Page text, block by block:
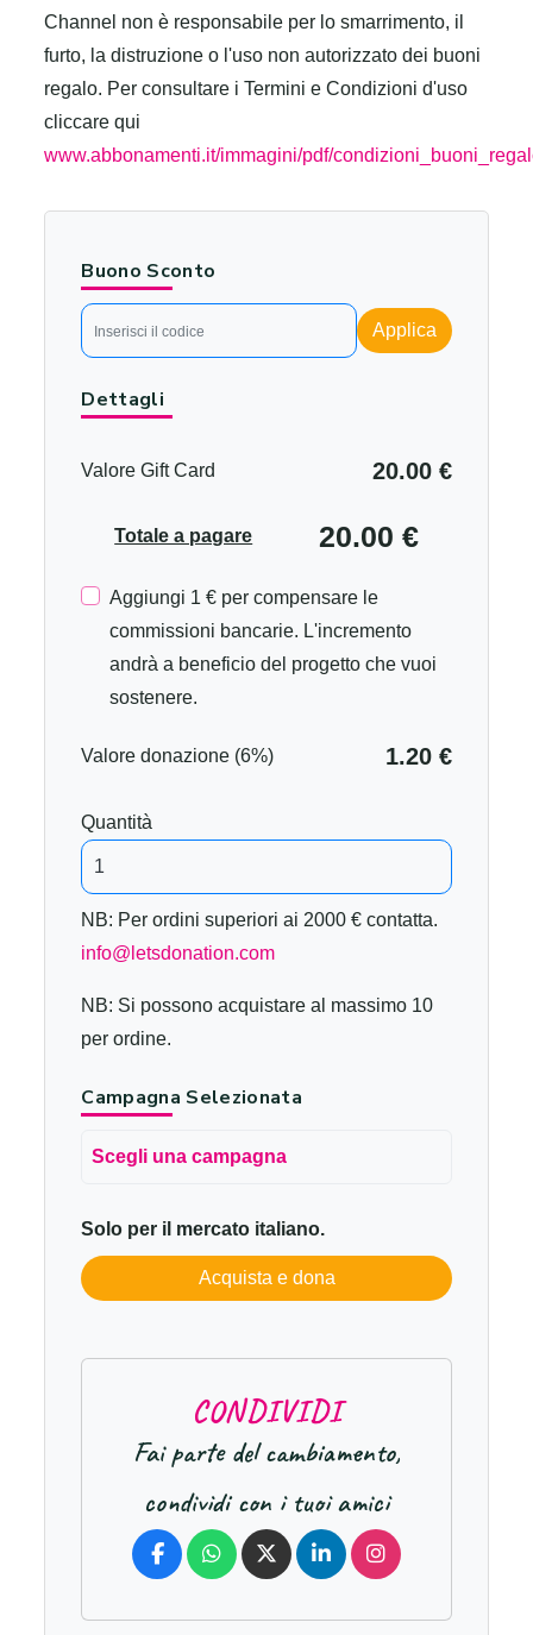
Channel non è responsabile per lo smarrimento, il
furto, la distruzione o l'uso non autorizzato dei buoni
regalo. Per consultare i Termini e Condizioni d'uso
cliccare qui
www.abbonamenti.it/immagini/pdf/
Buono Sconto
Applica
Dettagli
Valore Gift Card 20.00 €
Totale a pagare 20.00 €
Aggiungi 1 € per compensare le
commissioni bancarie. L'incremento
andrà a beneficio del progetto che vuoi
sostenere.
Valore donazione (6%) 1.20 €
Quantità
NB: Per ordini superiori ai 2000 € contatta.
info@letsdonation.com
NB: Si possono acquistare al massimo 10
per ordine.
Campagna Selezionata
Scegli una campagna
Solo per il mercato italiano.
Acquista e dona
CONDIVIDI
Fai parte del cambiamento,
condividi con i tuoi amici